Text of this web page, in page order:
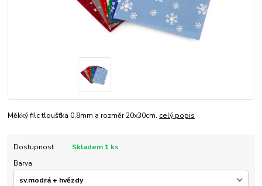
Měkký filc tloušťka 0,8mm a rozměr 20x30cm. celý popis
Dostupnost
Skladem 1 ks
Barva